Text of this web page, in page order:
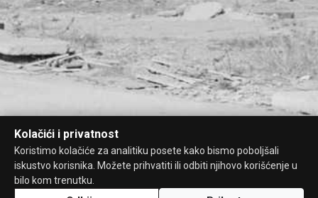
Kolačići i privatnost
Koristimo kolačiće za analitiku posete kako bismo poboljšali
iskustvo korisnika. Možete prihvatiti ili odbiti njihovo korišćenje u
bilo kom trenutku.